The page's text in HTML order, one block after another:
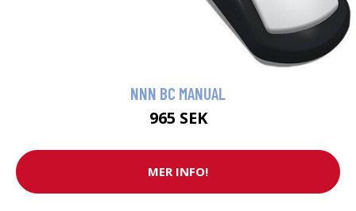
NNN BC MANUAL
965 SEK
MER INFO!